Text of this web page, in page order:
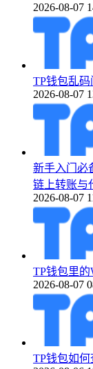
2026-08-07
TP钱包乱
2026-08-07
新手入门必
链上转账与
2026-08-07
TP钱包里
2026-08-07
TP钱包如